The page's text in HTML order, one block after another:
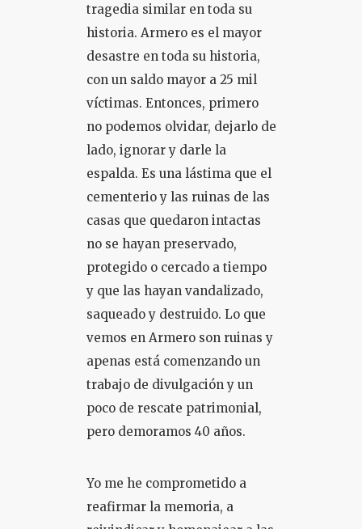
tragedia similar en toda su
historia. Armero es el mayor
desastre en toda su historia,
con un saldo mayor a 25 mil
víctimas. Entonces, primero
no podemos olvidar, dejarlo de
lado, ignorar y darle la
espalda. Es una lástima que el
cementerio y las ruinas de las
casas que quedaron intactas
no se hayan preservado,
protegido o cercado a tiempo
y que las hayan vandalizado,
saqueado y destruido. Lo que
vemos en Armero son ruinas y
apenas está comenzando un
trabajo de divulgación y un
poco de rescate patrimonial,
pero demoramos 40 años.
Yo me he comprometido a
reafirmar la memoria, a